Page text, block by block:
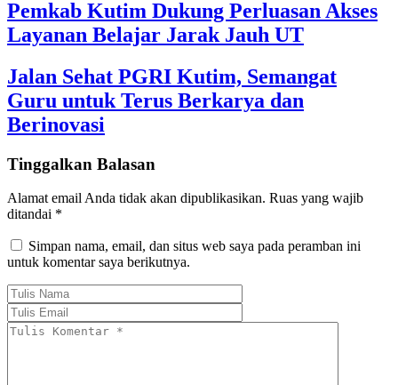
Pemkab Kutim Dukung Perluasan Akses
Layanan Belajar Jarak Jauh UT
Jalan Sehat PGRI Kutim, Semangat
Guru untuk Terus Berkarya dan
Berinovasi
Tinggalkan Balasan
Alamat email Anda tidak akan dipublikasikan. Ruas yang wajib
ditandai *
Simpan nama, email, dan situs web saya pada peramban ini
untuk komentar saya berikutnya.